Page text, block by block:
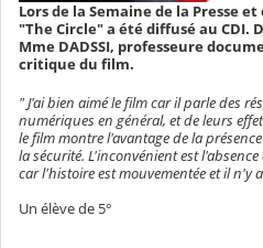
Lors de la Semaine de la Presse
"The Circle" a été diffusé au CDI.
Mme DADSSI, professeure
critique du film.
" J'ai bien aimé le film car il parle des
numériques en général, et de leurs
le film montre l'avantage de la
la sécurité. L'inconvénient est l'absence
car l'histoire est mouvementée et il n'y
Un élève de 5°